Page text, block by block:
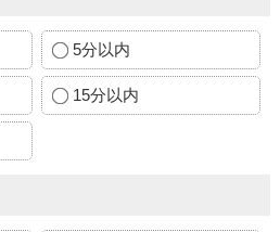
5分以内
15分以内